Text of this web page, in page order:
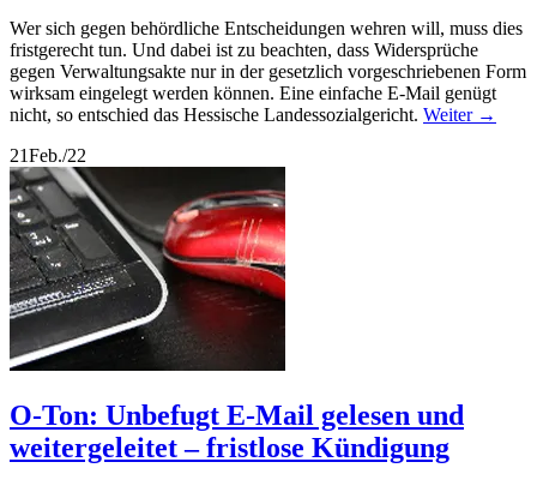
Wer sich gegen behördliche Entscheidungen wehren will, muss dies
fristgerecht tun. Und dabei ist zu beachten, dass Widersprüche
gegen Verwaltungsakte nur in der gesetzlich vorgeschriebenen Form
wirksam eingelegt werden können. Eine einfache E-Mail genügt
nicht, so entschied das Hessische Landessozialgericht. Weiter →
21Feb./22
O-Ton: Unbefugt E-Mail gelesen und
weitergeleitet – fristlose Kündigung